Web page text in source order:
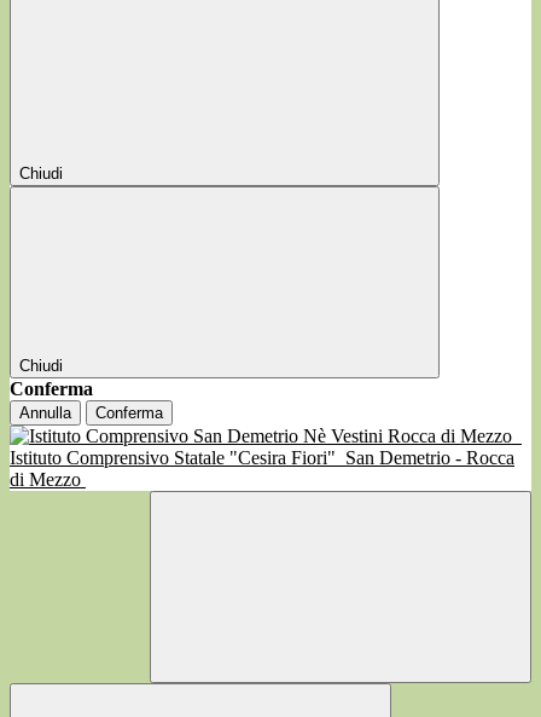
Chiudi
Chiudi
Conferma
Annulla Conferma
Istituto Comprensivo Statale "Cesira Fiori" San Demetrio - Rocca
di Mezzo